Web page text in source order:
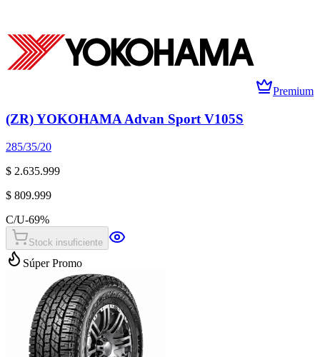
Premium
(ZR) YOKOHAMA Advan Sport V105S
285/35/20
$ 2.635.999
$ 809.999
C/U-69%
Stock insuficiente
Súper Promo